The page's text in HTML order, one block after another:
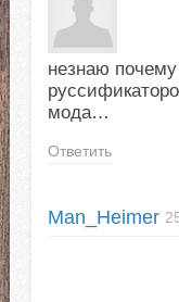
незнаю
мода…
Ответить
Man_Heimer